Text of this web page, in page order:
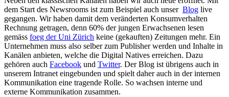
dem Start des Newsrooms ist zum Beispiel auch unser Blog live
gegangen. Wir haben damit dem veränderten Konsumverhalten
Rechnung getragen, denn 60% der jungen Erwachsenen lesen
gemäss foeg der Uni Zürich keine (gekauften) Zeitungen mehr. Ein
Unternehmen muss also selber zum Publisher werden und Inhalte in
Kanälen anbieten, welche die Digital Natives erreichen. Dazu
gehören auch Facebook und Twitter. Der Blog ist übrigens auch in
unserem Intranet eingebunden und spielt daher auch in der internen
Kommunikation eine tragende Rolle. So wachsen interne und
externe Kommunikation zusammen.